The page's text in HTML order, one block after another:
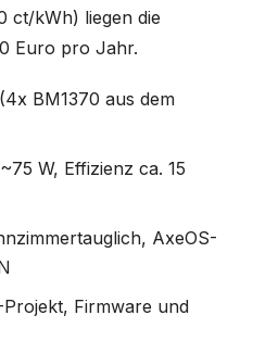
ct/kWh) liegen die
Euro pro Jahr.
BM1370 aus dem
~75 W, Effizienz ca. 15
AxeOS-
Firmware und